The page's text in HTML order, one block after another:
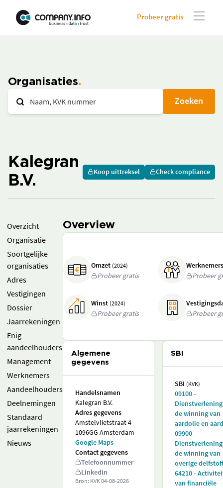
Probeer gratis
Organisaties
Zoeken
Kalegran
B.V.
Koop uittreksel Check compliance
Overzicht
Organisatie
Soortgelijke
organisaties
Adres
Vestigingen
Dossier
Jaarrekeningen
Enig
aandeelhouders
Management
Werknemers
Aandeelhouders
Deelnemingen
Standaard
jaarrekeningen
Nieuws
Overview
Omzet (2024)
Probeer gratis
Probeer
Winst (2024)
Probeer gratis
Probeer
Algemene
gegevens
Handelsnamen
Kalegran B.V.
Adres gegevens
Amstelvlietstraat 4
1096GG Amsterdam
Google Maps
Contact gegevens
Telefoonnummer
Linkedin
Bron: KVK04-08-2026
SBI
SBI (KVK)
09100 -
de winning van
aardolie en
09900 -
de winning van
overige
64210 -
van financiële